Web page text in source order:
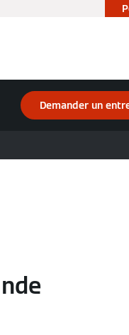
Demander un